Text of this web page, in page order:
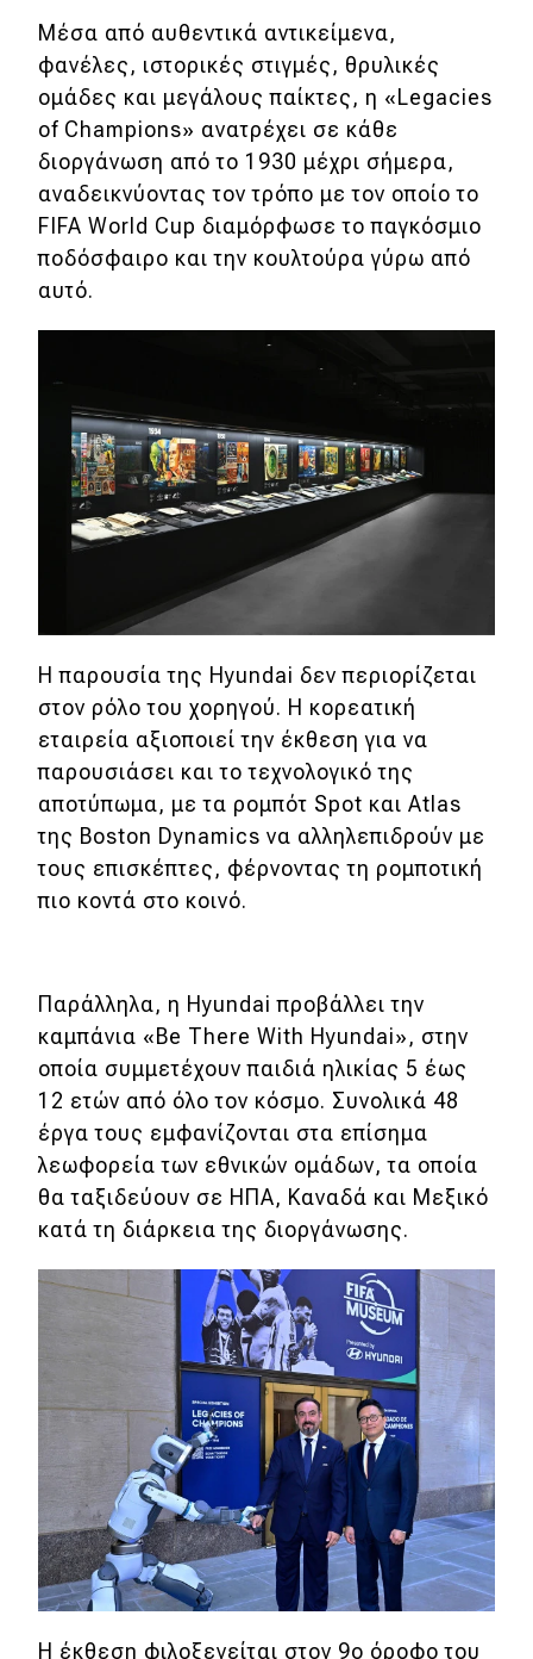
Motorsport
Eco
Νέα
Τεχνολογία
Mobility
Classic
Νέα
Παρουσιάσεις
DRIVE Away
Μεταχειρισμένο
Οδηγός αγοράς
Συμβουλές
Χρηστικά
ΚΤΕΟ
Οδική βοήθεια
eDRIVE
DRIVE USED
Μέσα από αυθεντικά αντικείμενα,
φανέλες, ιστορικές στιγμές, θρυλικές
ομάδες και μεγάλους παίκτες, η «Legacies
of Champions» ανατρέχει σε κάθε
διοργάνωση από το 1930 μέχρι σήμερα,
αναδεικνύοντας τον τρόπο με τον οποίο το
FIFA World Cup διαμόρφωσε το παγκόσμιο
ποδόσφαιρο και την κουλτούρα γύρω από
αυτό.
Η παρουσία της Hyundai δεν περιορίζεται
στον ρόλο του χορηγού. Η κορεατική
εταιρεία αξιοποιεί την έκθεση για να
παρουσιάσει και το τεχνολογικό της
αποτύπωμα, με τα ρομπότ Spot και Atlas
της Boston Dynamics να αλληλεπιδρούν με
τους επισκέπτες, φέρνοντας τη ρομποτική
πιο κοντά στο κοινό.
Παράλληλα, η Hyundai προβάλλει την
καμπάνια «Be There With Hyundai», στην
οποία συμμετέχουν παιδιά ηλικίας 5 έως
12 ετών από όλο τον κόσμο. Συνολικά 48
έργα τους εμφανίζονται στα επίσημα
λεωφορεία των εθνικών ομάδων, τα οποία
θα ταξιδεύουν σε ΗΠΑ, Καναδά και Μεξικό
κατά τη διάρκεια της διοργάνωσης.
Η έκθεση φιλοξενείται στον 9ο όροφο του